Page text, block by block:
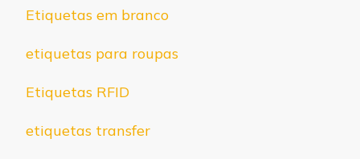
Etiquetas em branco
etiquetas para roupas
Etiquetas RFID
etiquetas transfer